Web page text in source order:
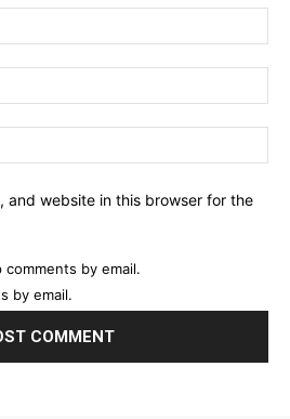
and website in this browser for the
by email.
by email.